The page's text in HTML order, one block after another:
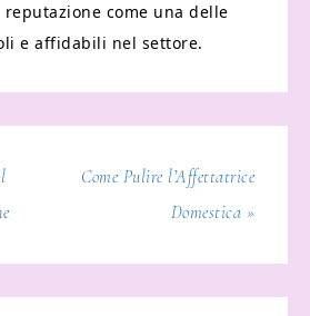
come una delle
e affidabili nel settore.
Come Pulire l’Affettatrice
Domestica »